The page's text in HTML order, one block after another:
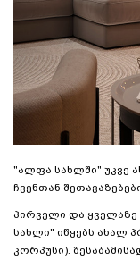
"ალფა სახლში" უკვე
ჩვენთან
პირველი და ყველაზე
სახლი" იწყებს ახალ
კორპუსი).